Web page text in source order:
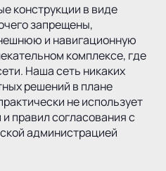
конструкции в виде
запрещены,
и навигационную
комплексе, где
Наша сеть никаких
решений в плане
не использует
правил согласования с
администрацией